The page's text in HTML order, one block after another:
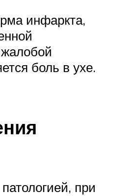
инфаркта,
боль в ухе.
при